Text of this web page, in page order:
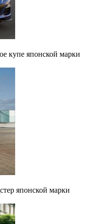
купе японской марки
японской марки